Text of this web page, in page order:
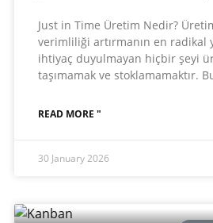
Just in Time Üretim Nedir?
verimliliği artırmanın en radikal
ihtiyaç duyulmayan hiçbir şeyi
taşımamak ve stoklamamaktır.
READ MORE "
30 January 2026